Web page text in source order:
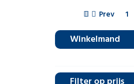
Prev 1
Winkelmand